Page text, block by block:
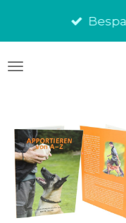
de